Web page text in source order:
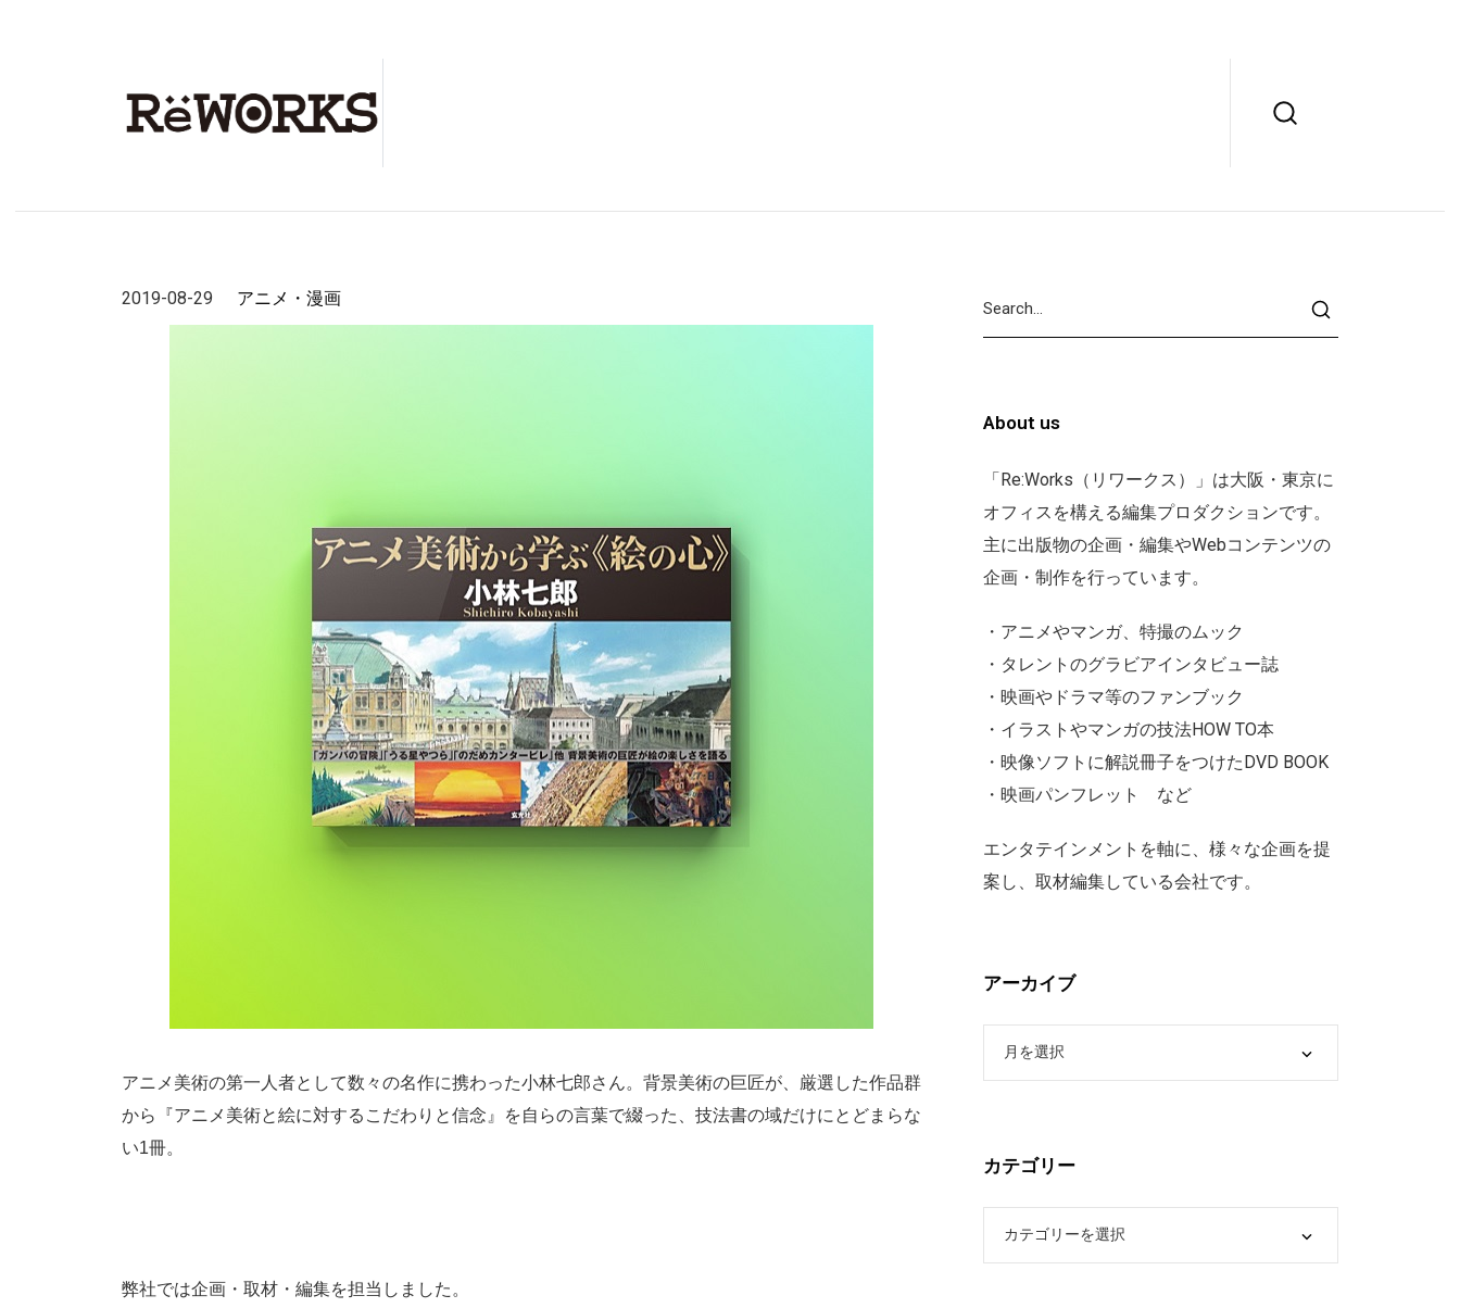
2019-08-29 アニメ・漫画
アニメ美術の第一人者として数々の名作に携わった小林七郎さん。 背景美術の巨匠が、 厳選した作品群
から『アニメ美術と絵に対するこだわりと信念』を自らの言葉で綴った、技法書の域だけにとどまらな
い1冊。
弊社では企画・取材・編集を担当しました。
About us
「Re:Works（リワークス）」は大阪・東京に
オフィスを構える編集プロダクションです。
主に出版物の企画・編集やWebコンテンツの
企画・制作を行っています。
・アニメやマンガ、特撮のムック
・タレントのグラビアインタビュー誌
・映画やドラマ等のファンブック
・イラストやマンガの技法HOW TO本
・映像ソフトに解説冊子をつけたDVD BOOK
・映画パンフレット など
エンタテインメントを軸に、様々な企画を提
案し、取材編集している会社です。
アーカイブ
カテゴリー